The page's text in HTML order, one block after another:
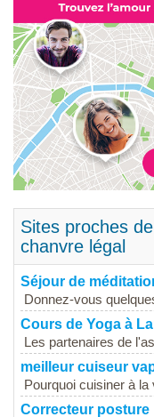
Sites proches
chanvre légal
Séjour de
Donnez-vous
Cours de Yoga à
Les partenaires de
meilleur cuiseur
Pourquoi cuisiner à
Correcteur posture